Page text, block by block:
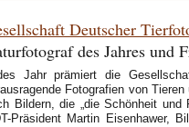
Deutscher
des Jahres und
Jahr prämiert die
Fotografien von
Bildern, die „die Schönheit und
Präsident Martin Eisenhawer,